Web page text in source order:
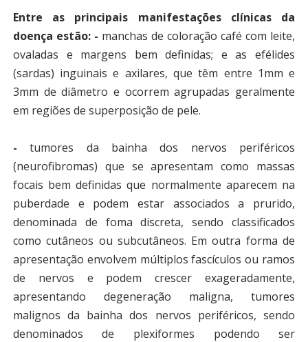
Entre as principais manifestações clínicas da
doença estão: - manchas de coloração café com leite,
ovaladas e margens bem definidas; e as efélides
(sardas) inguinais e axilares, que têm entre 1mm e
3mm de diâmetro e ocorrem agrupadas geralmente
em regiões de superposição de pele.
-tumores da bainha dos nervos periféricos
(neurofibromas) que se apresentam como massas
focais bem definidas que normalmente aparecem na
puberdade e podem estar associados a prurido,
denominada de foma discreta, sendo classificados
como cutâneos ou subcutâneos. Em outra forma de
apresentação envolvem múltiplos fascículos ou ramos
de nervos e podem crescer exageradamente,
apresentando degeneração maligna, tumores
malignos da bainha dos nervos periféricos, sendo
denominados de plexiformes podendo ser